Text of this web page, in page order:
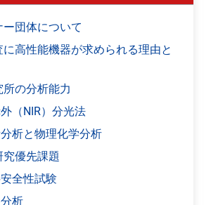
団体について
高性能機器が求められる理由と
の分析能力
（NIR）分光法
析と物理化学分析
究優先課題
全性試験
析